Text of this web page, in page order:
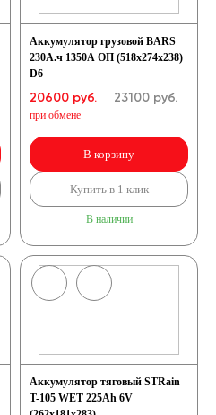
Аккумулятор грузовой BARS
230А.ч 1350А ОП (518x274x238)
D6
20600 руб.
при обмене
23100руб.
В корзину
Купить в 1 клик
В наличии
Аккумулятор тяговый STRain
T-105 WET 225Ah 6V